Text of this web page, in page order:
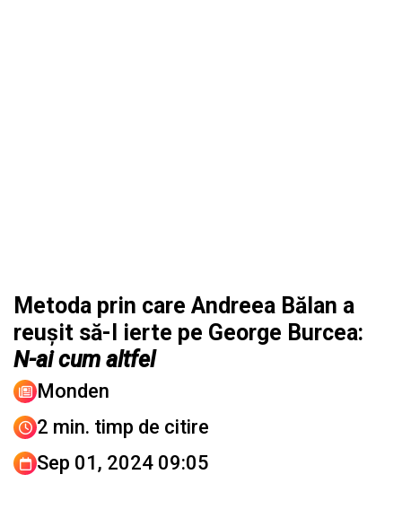
Metoda prin care Andreea Bălan a
reușit să-l ierte pe George Burcea:
N-ai cum altfel
Monden
2 min. timp de citire
Sep 01, 2024 09:05